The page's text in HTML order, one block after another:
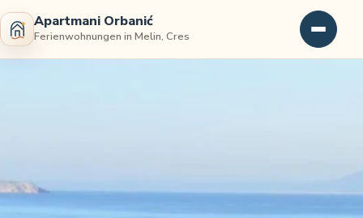
Apartmani Orbanić
Ferienwohnungen in Melin, Cres